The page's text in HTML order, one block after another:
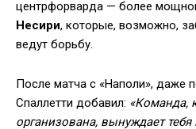
центрфорварда — более
Несири, которые, возможно,
ведут борьбу.
После матча с «Наполи», даже
Спаллетти добавил: «Команда,
организована, вынуждает